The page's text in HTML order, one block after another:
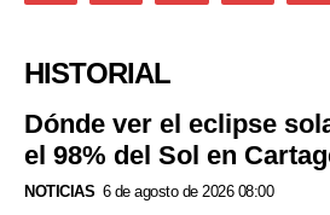
HISTORIAL
Dónde ver el eclipse
el 98% del Sol en
NOTICIAS 6 de agosto de 2026 08:00